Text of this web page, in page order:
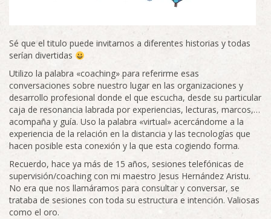
Sé que el titulo puede invitarnos a diferentes historias y todas
serían divertidas
Utilizo la palabra «coaching» para referirme esas
conversaciones sobre nuestro lugar en las organizaciones y
desarrollo profesional donde el que escucha, desde su particular
caja de resonancia labrada por experiencias, lecturas, marcos,…
acompaña y guía. Uso la palabra «virtual» acercándome a la
experiencia de la relación en la distancia y las tecnologías que
hacen posible esta conexión y la que esta cogiendo forma.
Recuerdo, hace ya más de 15 años, sesiones telefónicas de
supervisión/coaching con mi maestro Jesus Hernández Aristu.
No era que nos llamáramos para consultar y conversar, se
trataba de sesiones con toda su estructura e intención. Valiosas
como el oro.